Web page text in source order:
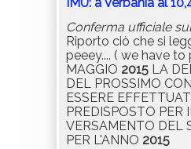
IMU: a Verbania al
Conferma ufficiale
Riporto ciò che si
peeey.... ( we have to
MAGGIO 2015 LA
DEL PROSSIMO
ESSERE
PREDISPOSTO PER
VERSAMENTO DEL
PER L'ANNO 2015